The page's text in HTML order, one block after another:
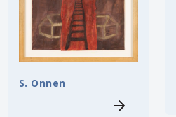
S. Onnen